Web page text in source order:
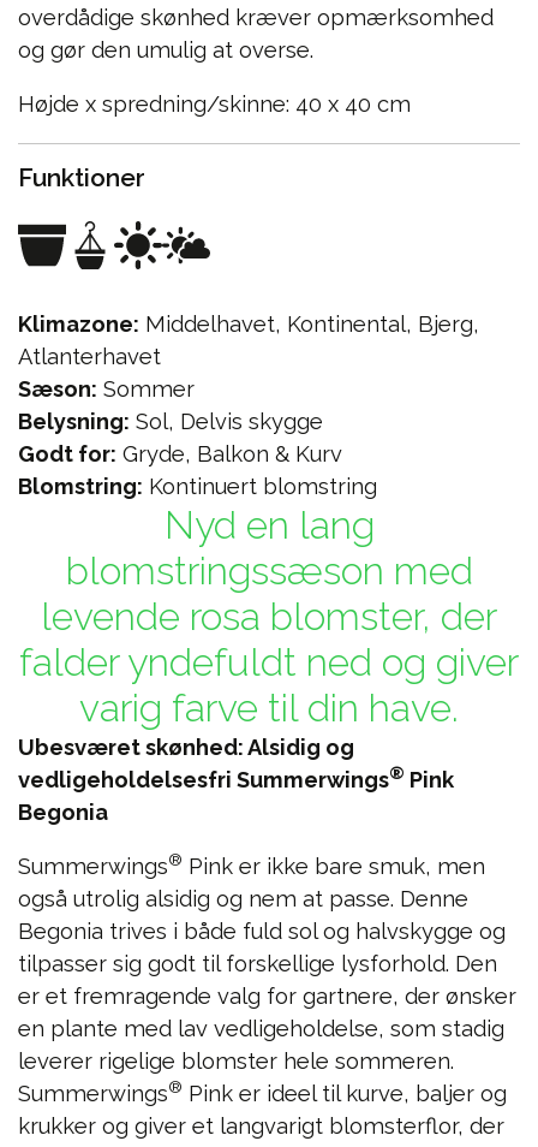
overdådige skønhed kræver opmærksomhed
og gør den umulig at overse.
Højde x spredning/skinne: 40 x 40 cm
Funktioner
Klimazone: Middelhavet, Kontinental, Bjerg,
Atlanterhavet
Sæson: Sommer
Belysning: Sol, Delvis skygge
Godt for: Gryde, Balkon & Kurv
Blomstring: Kontinuert blomstring
Nyd en lang
blomstringssæson med
levende rosa blomster, der
falder yndefuldt ned og giver
varig farve til din have.
Ubesværet skønhed: Alsidig og
vedligeholdelsesfri Summerwings® Pink
Begonia
Summerwings® Pink er ikke bare smuk, men
også utrolig alsidig og nem at passe. Denne
Begonia trives i både fuld sol og halvskygge og
tilpasser sig godt til forskellige lysforhold. Den
er et fremragende valg for gartnere, der ønsker
en plante med lav vedligeholdelse, som stadig
leverer rigelige blomster hele sommeren.
Summerwings® Pink er ideel til kurve, baljer og
krukker og giver et langvarigt blomsterflor, der